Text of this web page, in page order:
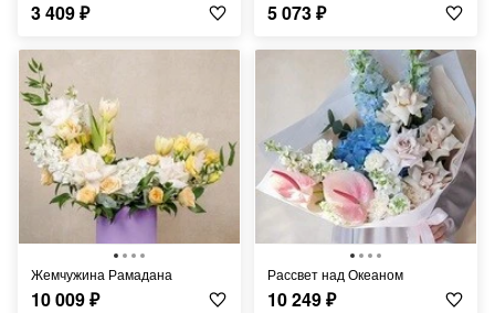
3 409₽ 5 073₽
Жемчужина Рамадана
10 009₽
Рассвет над Океаном
10 249₽